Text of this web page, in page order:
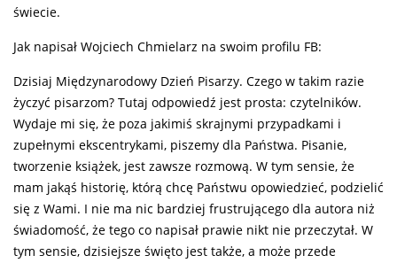
świecie.
Jak napisał Wojciech Chmielarz na swoim profilu FB:
Dzisiaj Międzynarodowy Dzień Pisarzy. Czego w takim razie
życzyć pisarzom? Tutaj odpowiedź jest prosta: czytelników.
Wydaje mi się, że poza jakimiś skrajnymi przypadkami i
zupełnymi ekscentrykami, piszemy dla Państwa. Pisanie,
tworzenie książek, jest zawsze rozmową. W tym sensie, że
mam jakąś historię, którą chcę Państwu opowiedzieć, podzielić
się z Wami. I nie ma nic bardziej frustrującego dla autora niż
świadomość, że tego co napisał prawie nikt nie przeczytał. W
tym sensie, dzisiejsze święto jest także, a może przede